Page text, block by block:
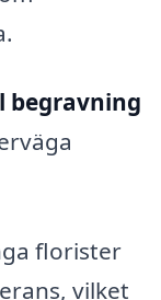
begravning
florister
vilket